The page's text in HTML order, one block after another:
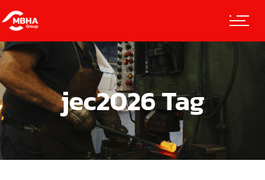
jec2026 Tag